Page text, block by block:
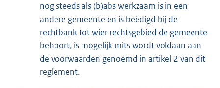
nog steeds als (b)abs werkzaam is in een
andere gemeente en is beëdigd bij de
rechtbank tot wier rechtsgebied de gemeente
behoort, is mogelijk mits wordt voldaan aan
de voorwaarden genoemd in artikel 2 van dit
reglement.